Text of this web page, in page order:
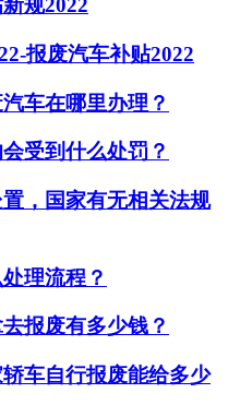
规2022
报废汽车补贴2022
车在哪里办理？
受到什么处罚？
，国家有无相关法规
理流程？
报废有多少钱？
车自行报废能给多少